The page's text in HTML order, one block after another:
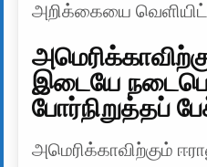
அறிக்கையை
இடையே
போர்நிறுத்தப்
அமெரிக்காவிற்கும்